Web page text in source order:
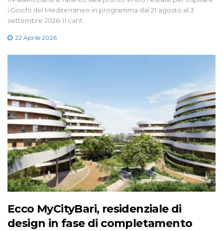
i Giochi del Mediterraneo in programma dal 21 agosto al 3
settembre 2026. Il cant…
22 Aprile 2026
Ecco MyCityBari, residenziale di
design in fase di completamento